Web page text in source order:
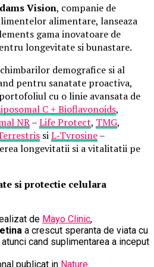
Vision, companie de
alimentare, lanseaza
gama inovatoare de
longevitate si bunastare.
demografice si al
pentru sanatate proactiva,
cu o linie avansata de
C + Bioflavonoids,
NR–Life Protect, TMG,
siL‑Tyrosine–
longevitatii si a vitalitatii pe
si protectie celulara
de Mayo Clinic,
a crescut speranta de viata cu
cand suplimentarea a inceput
publicat in Nature